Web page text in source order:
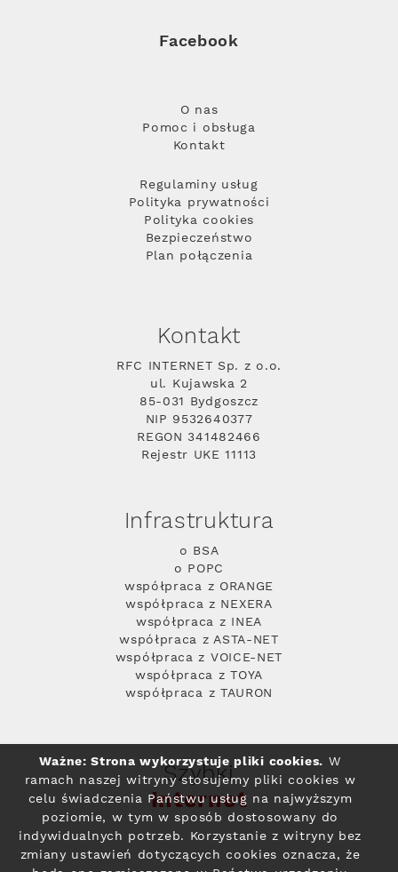
Facebook
O nas
Pomoc i obsługa
Kontakt
Regulaminy usług
Polityka prywatności
Polityka cookies
Bezpieczeństwo
Plan połączenia
Kontakt
RFC INTERNET Sp. z o.o.
ul. Kujawska 2
85-031 Bydgoszcz
NIP 9532640377
REGON 341482466
Rejestr UKE 11113
Infrastruktura
o BSA
o POPC
współpraca z ORANGE
współpraca z NEXERA
współpraca z INEA
współpraca z ASTA-NET
współpraca z VOICE-NET
współpraca z TOYA
współpraca z TAURON
Szybki
Internet
Ważne: Strona wykorzystuje pliki cookies. W
ramach naszej witryny stosujemy pliki cookies w
celu świadczenia Państwu usług na najwyższym
poziomie, w tym w sposób dostosowany do
indywidualnych potrzeb. Korzystanie z witryny bez
zmiany ustawień dotyczących cookies oznacza, że